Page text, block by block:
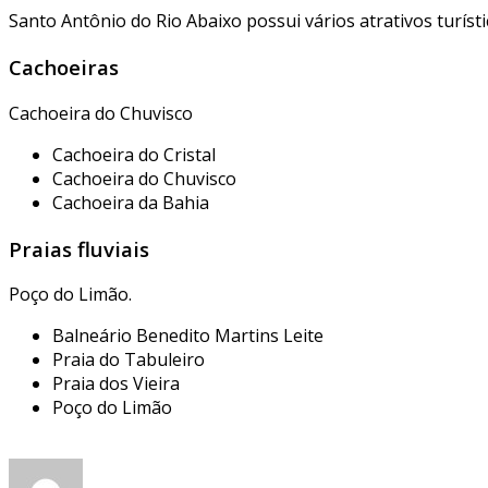
Santo Antônio do Rio Abaixo possui vários atrativos
Cachoeiras
Cachoeira do Chuvisco
Cachoeira do Cristal
Cachoeira do Chuvisco
Cachoeira da Bahia
Praias fluviais
Poço do Limão.
Balneário Benedito Martins Leite
Praia do Tabuleiro
Praia dos Vieira
Poço do Limão